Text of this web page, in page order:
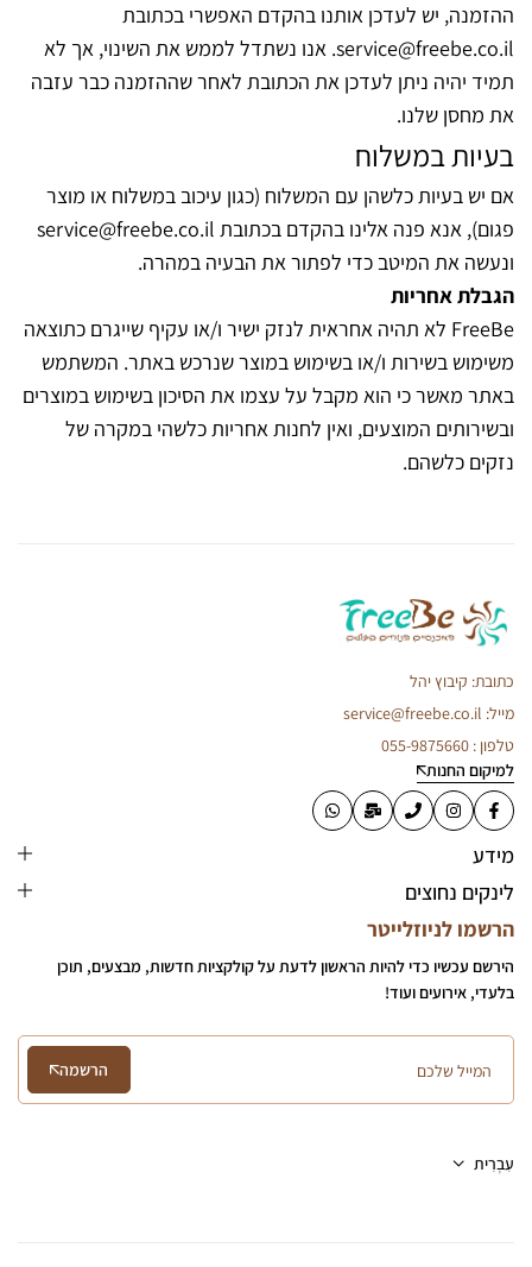
ההזמנה, יש לעדכן אותנו בהקדם האפשרי בכתובת
service@freebe.co.il. אנו נשתדל לממש את השינוי, אך לא
תמיד יהיה ניתן לעדכן את הכתובת לאחר שההזמנה כבר עזבה
את מחסן שלנו.
בעיות במשלוח
אם יש בעיות כלשהן עם המשלוח (כגון עיכוב במשלוח או מוצר
פגום), אנא פנה אלינו בהקדם בכתובת service@freebe.co.il
ונעשה את המיטב כדי לפתור את הבעיה במהרה.
הגבלת אחריות
FreeBe לא תהיה אחראית לנזק ישיר ו/או עקיף שייגרם כתוצאה
משימוש בשירות ו/או בשימוש במוצר שנרכש באתר. המשתמש
באתר מאשר כי הוא מקבל על עצמו את הסיכון בשימוש במוצרים
ובשירותים המוצעים, ואין לחנות אחריות כלשהי במקרה של
נזקים כלשהם.
כתובת: קיבוץ יהל
מייל: service@freebe.co.il
טלפון : 055-9875660
למיקום החנות
מידע
לינקים נחוצים
הרשמו לניוזלייטר
הירשם עכשיו כדי להיות הראשון לדעת על קולקציות חדשות, מבצעים, תוכן
בלעדי, אירועים ועוד!
הרשמה
עִבְרִית